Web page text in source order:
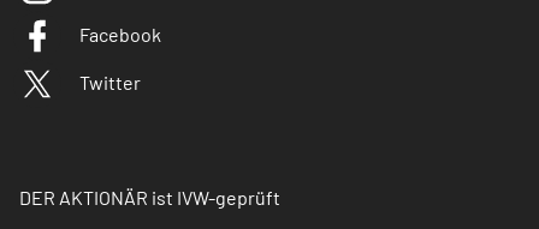
Facebook
Twitter
DER AKTIONÄR ist IVW-geprüft